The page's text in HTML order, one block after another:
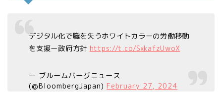
デジタル化で職を失うホワイトカラーの労働移動
を支援ー政府方針 https://t.co/SxkafzUwoX
— ブルームバーグニュース
(@BloombergJapan) February 27, 2024